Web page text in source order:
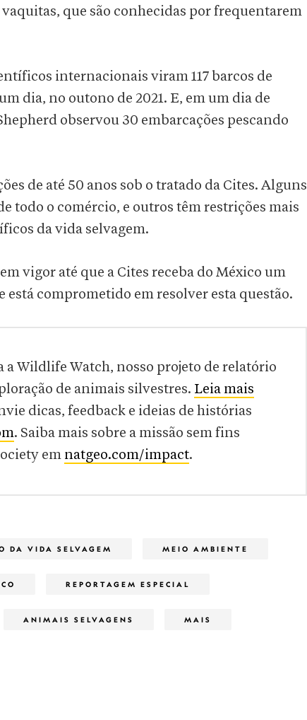
vaquitas, que são conhecidas por frequentarem
internacionais viram 117 barcos de
dia, no outono de 2021. E, em um dia de
observou 30 embarcações pescando
de até 50 anos sob o tratado da Cites. Alguns
todo o comércio, e outros têm restrições mais
da vida selvagem.
vigor até que a Cites receba do México um
está comprometido em resolver esta questão.
Wildlife Watch, nosso projeto de relatório
de animais silvestres. Leia mais
dicas, feedback e ideias de histórias
. Saiba mais sobre a missão sem fins
em natgeo.com/impact.
DA VIDA SELVAGEM MEIO AMBIENTE
REPORTAGEM ESPECIAL
ANIMAIS SELVAGENS MAIS